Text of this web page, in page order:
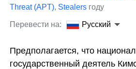
Threat (APT), Stealers году
Перевести на: Русский
Предполагается, что
государственный деятель